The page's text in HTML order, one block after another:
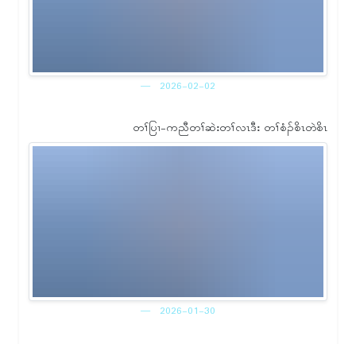
2026-02-02
တၢ်ပြၢ-ကညီတၢ်ဆဲးတၢ်လၤဒီး တၢ်စံၣ်စိၤတဲစိၤ
2026-01-30